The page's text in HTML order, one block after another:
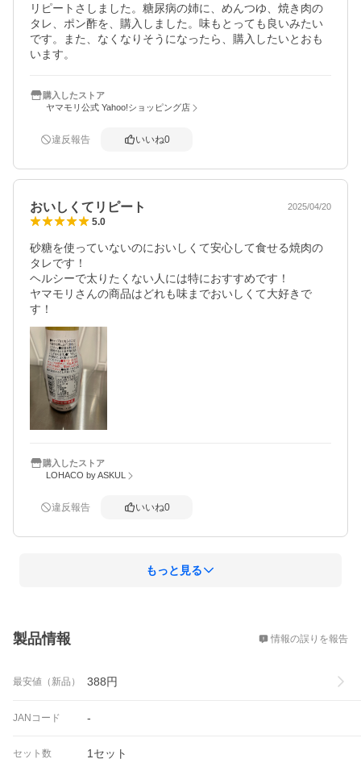
リピートさしました。糖尿病の姉に、めんつゆ、焼き肉の
タレ、ポン酢を、購入しました。味もとっても良いみたい
です。また、なくなりそうになったら、購入したいとおも
います。
購入したストア
ヤマモリ公式 Yahoo!ショッピング店
違反報告 いいね0
おいしくてリピート 2025/04/20
5.0
砂糖を使っていないのにおいしくて安心して食せる焼肉の
タレです！
ヘルシーで太りたくない人には特におすすめです！
ヤマモリさんの商品はどれも味までおいしくて大好きで
す！
購入したストア
LOHACO by ASKUL
違反報告 いいね0
もっと見る
製品情報 情報の誤りを報告
最安値（新品） 388円
JANコード -
セット数 1セット